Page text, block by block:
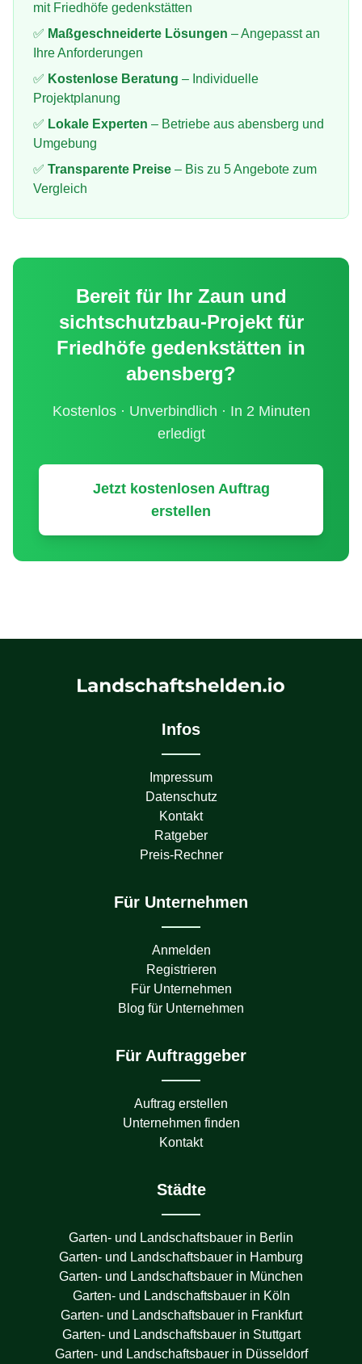
mit Friedhöfe gedenkstätten
✅ Maßgeschneiderte Lösungen – Angepasst an
Ihre Anforderungen
✅ Kostenlose Beratung – Individuelle
Projektplanung
✅ Lokale Experten – Betriebe aus abensberg und
Umgebung
✅ Transparente Preise – Bis zu 5 Angebote zum
Vergleich
Bereit für Ihr Zaun und
sichtschutzbau-Projekt für
Friedhöfe gedenkstätten in
abensberg?
Kostenlos · Unverbindlich · In 2 Minuten
erledigt
Jetzt kostenlosen Auftrag
erstellen
Infos
Impressum
Datenschutz
Kontakt
Ratgeber
Preis-Rechner
Für Unternehmen
Anmelden
Registrieren
Für Unternehmen
Blog für Unternehmen
Für Auftraggeber
Auftrag erstellen
Unternehmen finden
Kontakt
Städte
Garten- und Landschaftsbauer in Berlin
Garten- und Landschaftsbauer in Hamburg
Garten- und Landschaftsbauer in München
Garten- und Landschaftsbauer in Köln
Garten- und Landschaftsbauer in Frankfurt
Garten- und Landschaftsbauer in Stuttgart
Garten- und Landschaftsbauer in Düsseldorf